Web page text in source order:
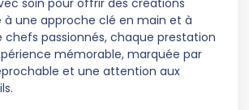
soin pour offrir des créations
à une approche clé en main et à
chefs passionnés, chaque prestation
mémorable, marquée par
et une attention aux